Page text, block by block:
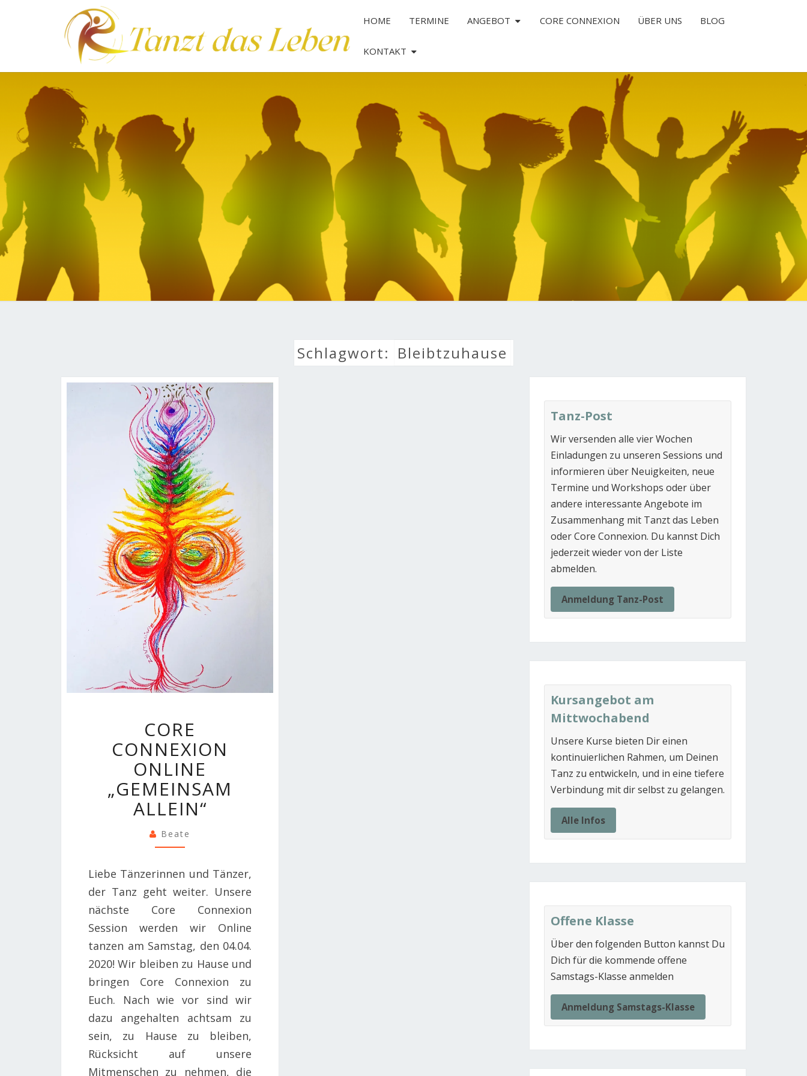
HOME TERMINE ANGEBOT CORE CONNEXION ÜBER UNS BLOG
KONTAKT
TANZT
DAS
LEBEN
Schlagwort: Bleibtzuhause
CONNEXION
ONLINE
„GEMEINSAM
ALLEIN“
CORE
CONNEXION
ONLINE
„GEMEINSAM
ALLEIN“
Beate
Liebe Tänzerinnen und Tänzer,
der Tanz geht weiter. Unsere
nächste Core Connexion
Session werden wir Online
tanzen am Samstag, den 04.04.
2020! Wir bleiben zu Hause und
bringen Core Connexion zu
Euch. Nach wie vor sind wir
dazu angehalten achtsam zu
sein, zu Hause zu bleiben,
Rücksicht auf unsere
Mitmenschen zu nehmen, die
Tanz-Post
Wir versenden alle vier Wochen
Einladungen zu unseren Sessions und
informieren über Neuigkeiten, neue
Termine und Workshops oder über
andere interessante Angebote im
Zusammenhang mit Tanzt das Leben
oder Core Connexion. Du kannst Dich
jederzeit wieder von der Liste
abmelden.
Anmeldung Tanz-Post
Kursangebot am
Mittwochabend
Unsere Kurse bieten Dir einen
kontinuierlichen Rahmen, um Deinen
Tanz zu entwickeln, und in eine tiefere
Verbindung mit dir selbst zu gelangen.
Alle Infos
Offene Klasse
Über den folgenden Button kannst Du
Dich für die kommende offene
Samstags-Klasse anmelden
Anmeldung Samstags-Klasse